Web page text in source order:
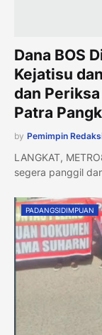
Dana BOS
Kejatisu
dan
Patra
by Pemimpin
LANGKAT,
segera panggil
PADANGSIDIMPUAN